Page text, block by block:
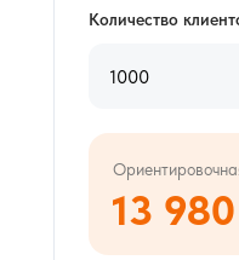
Количество
13